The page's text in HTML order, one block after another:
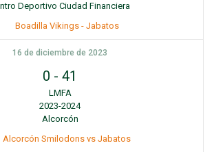
Deportivo Ciudad Financiera
Boadilla Vikings - Jabatos
16 de diciembre de 2023
0 - 41
LMFA
2023-2024
Alcorcón
Alcorcón Smilodons vs Jabatos